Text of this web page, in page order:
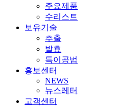
주요제품
수리스트
보유기술
추출
발효
특이공법
홍보센터
NEWS
뉴스레터
고객센터